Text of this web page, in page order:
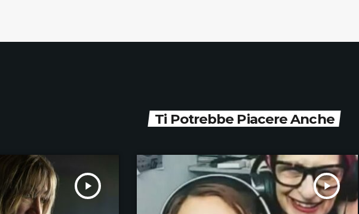
Ti Potrebbe Piacere Anche
play_arrow play_arrow